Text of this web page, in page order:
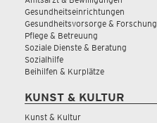
Gesundheitseinrichtungen
Gesundheitsvorsorge & Forschung
Pflege & Betreuung
Soziale Dienste & Beratung
Sozialhilfe
Beihilfen & Kurplätze
KUNST & KULTUR
Kunst & Kultur